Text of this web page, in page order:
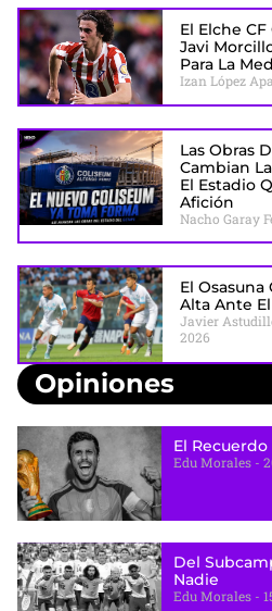
El Elche
Javi
Para La
Izan López
Las Obras
Cambian
El Estadio
Afición
Nacho Garay
El Osasuna
Alta Ante
Javier
2026
Opiniones
El
Edu Morales
Del
Nadie
Edu Morales